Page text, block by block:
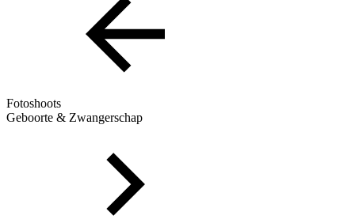
Fotoshoots
Geboorte & Zwangerschap